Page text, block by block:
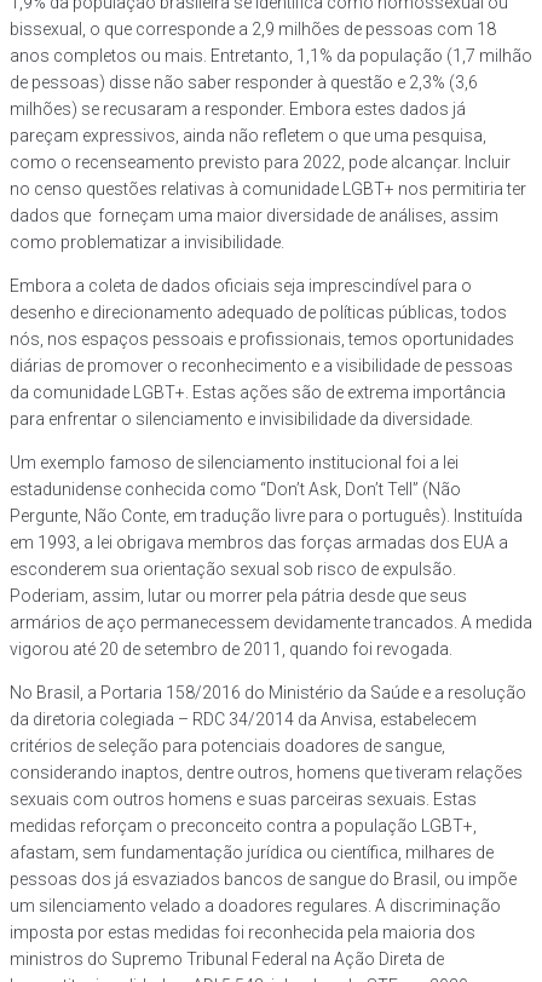
bissexual, o que corresponde a 2,9 milhões de pessoas com 18
anos completos ou mais. Entretanto, 1,1% da população (1,7 milhão
de pessoas) disse não saber responder à questão e 2,3% (3,6
milhões) se recusaram a responder. Embora estes dados já
pareçam expressivos, ainda não refletem o que uma pesquisa,
como o recenseamento previsto para 2022, pode alcançar. Incluir
no censo questões relativas à comunidade LGBT+ nos permitiria ter
dados que forneçam uma maior diversidade de análises, assim
como problematizar a invisibilidade.
Embora a coleta de dados oficiais seja imprescindível para o
desenho e direcionamento adequado de políticas públicas, todos
nós, nos espaços pessoais e profissionais, temos oportunidades
diárias de promover o reconhecimento e a visibilidade de pessoas
da comunidade LGBT+. Estas ações são de extrema importância
para enfrentar o silenciamento e invisibilidade da diversidade.
Um exemplo famoso de silenciamento institucional foi a lei
estadunidense conhecida como “Don’t Ask, Don’t Tell” (Não
Pergunte, Não Conte, em tradução livre para o português). Instituída
em 1993, a lei obrigava membros das forças armadas dos EUA a
esconderem sua orientação sexual sob risco de expulsão.
Poderiam, assim, lutar ou morrer pela pátria desde que seus
armários de aço permanecessem devidamente trancados. A medida
vigorou até 20 de setembro de 2011, quando foi revogada.
No Brasil, a Portaria 158/2016 do Ministério da Saúde e a resolução
da diretoria colegiada – RDC 34/2014 da Anvisa, estabelecem
critérios de seleção para potenciais doadores de sangue,
considerando inaptos, dentre outros, homens que tiveram relações
sexuais com outros homens e suas parceiras sexuais. Estas
medidas reforçam o preconceito contra a população LGBT+,
afastam, sem fundamentação jurídica ou científica, milhares de
pessoas dos já esvaziados bancos de sangue do Brasil, ou impõe
um silenciamento velado a doadores regulares. A discriminação
imposta por estas medidas foi reconhecida pela maioria dos
ministros do Supremo Tribunal Federal na Ação Direta de